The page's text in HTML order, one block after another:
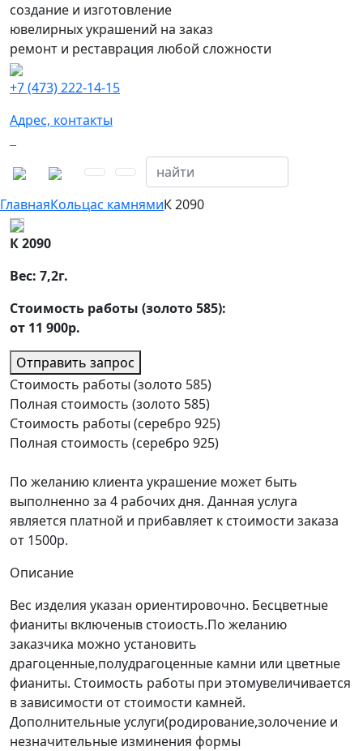
создание и изготовление
ювелирных украшений на заказ
ремонт и реставрация любой сложности
+7 (473) 222-14-15
Адрес, контакты
ГлавнаяКольцас камнямиК 2090
К 2090
Вес: 7,2г.
Стоимость работы (золото 585):
от 11 900р.
Отправить запрос
Стоимость работы (золото 585)
Полная стоимость (золото 585)
Стоимость работы (серебро 925)
Полная стоимость (серебро 925)
По желанию клиента украшение может быть
выполненно за 4 рабочих дня. Данная услуга
является платной и прибавляет к стоимости заказа
от 1500р.
Описание
Вес изделия указан ориентировочно. Бесцветные
фианиты включеныв стоиость.По желанию
заказчика можно установить
драгоценные,полудрагоценные камни или цветные
фианиты. Стоимость работы при этомувеличивается
в зависимости от стоимости камней.
Дополнительные услуги(родирование,золочение и
незначительные изминения формы